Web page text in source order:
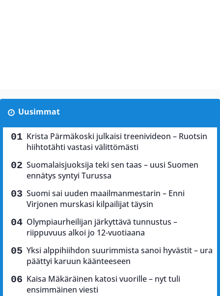
Uusimmat
Krista Pärmäkoski julkaisi treenivideon – Ruotsin
hiihtotähti vastasi välittömästi
Suomalaisjuoksija teki sen taas – uusi Suomen
ennätys syntyi Turussa
Suomi sai uuden maailmanmestarin – Enni
Virjonen murskasi kilpailijat täysin
Olympiaurheilijan järkyttävä tunnustus –
riippuvuus alkoi jo 12-vuotiaana
Yksi alppihiihdon suurimmista sanoi hyvästit – ura
päättyi karuun käänteeseen
Kaisa Mäkäräinen katosi vuorille – nyt tuli
ensimmäinen viesti